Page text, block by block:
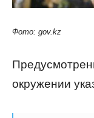
Фото: gov.kz
окружении